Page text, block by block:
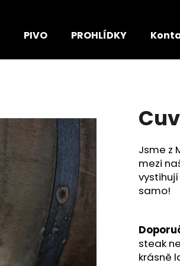
PIVO PROHLÍDKY
Jsme z
mezi
samo!
steak
krásně
Co potřebujete najít?
Doporučujeme